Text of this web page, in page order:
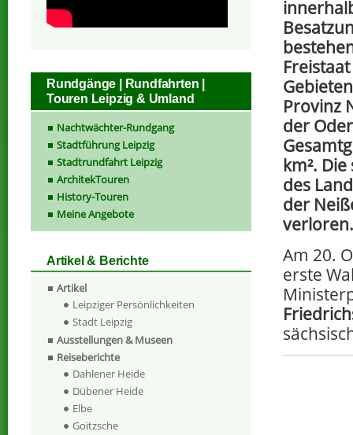
Provinz
der
km².
des
der
verloren.
Am 20.
erste
Rundgänge | Rundfahrten |
Touren Leipzig & Umland
Nachtwächter-Rundgang
Stadtführung Leipzig
Stadtrundfahrt Leipzig
ArchitekTouren
History-Touren
Meine Angebote
Artikel & Berichte
Artikel
Leipziger Persönlichkeiten
Stadt Leipzig
Ausstellungen & Museen
Reiseberichte
Dahlener Heide
Dübener Heide
Elbe
Goitzsche